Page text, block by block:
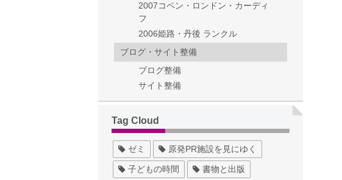
2007コペン・ロンドン・カーディ
フ
2006姫路・丹後 ランクル
ブログ・サイト整備
ブログ整備
サイト整備
Tag Cloud
ゼミ 原発PR施設を見にゆく
子どもの時間 書物と出版